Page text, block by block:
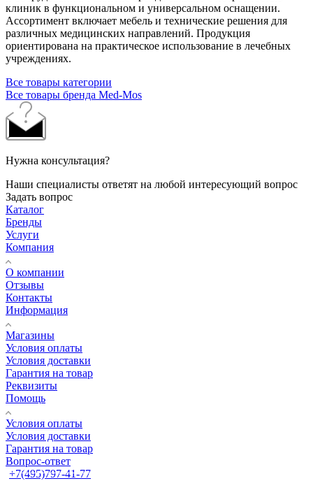
клиник в функциональном и универсальном оснащении.
Ассортимент включает мебель и технические решения для
различных медицинских направлений. Продукция
ориентирована на практическое использование в лечебных
учреждениях.
Все товары категории
Все товары бренда Med-Mos
Нужна консультация?
Наши специалисты ответят на любой интересующий вопрос
Задать вопрос
Каталог
Бренды
Услуги
Компания
О компании
Отзывы
Контакты
Информация
Магазины
Условия оплаты
Условия доставки
Гарантия на товар
Реквизиты
Помощь
Условия оплаты
Условия доставки
Гарантия на товар
Вопрос-ответ
+7(495)797-41-77